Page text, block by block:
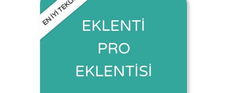
EN İYİ TEKLİF EKLENTİ
PRO
EKLENTİSİ